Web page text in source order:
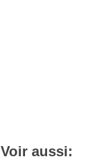
Voir aussi: